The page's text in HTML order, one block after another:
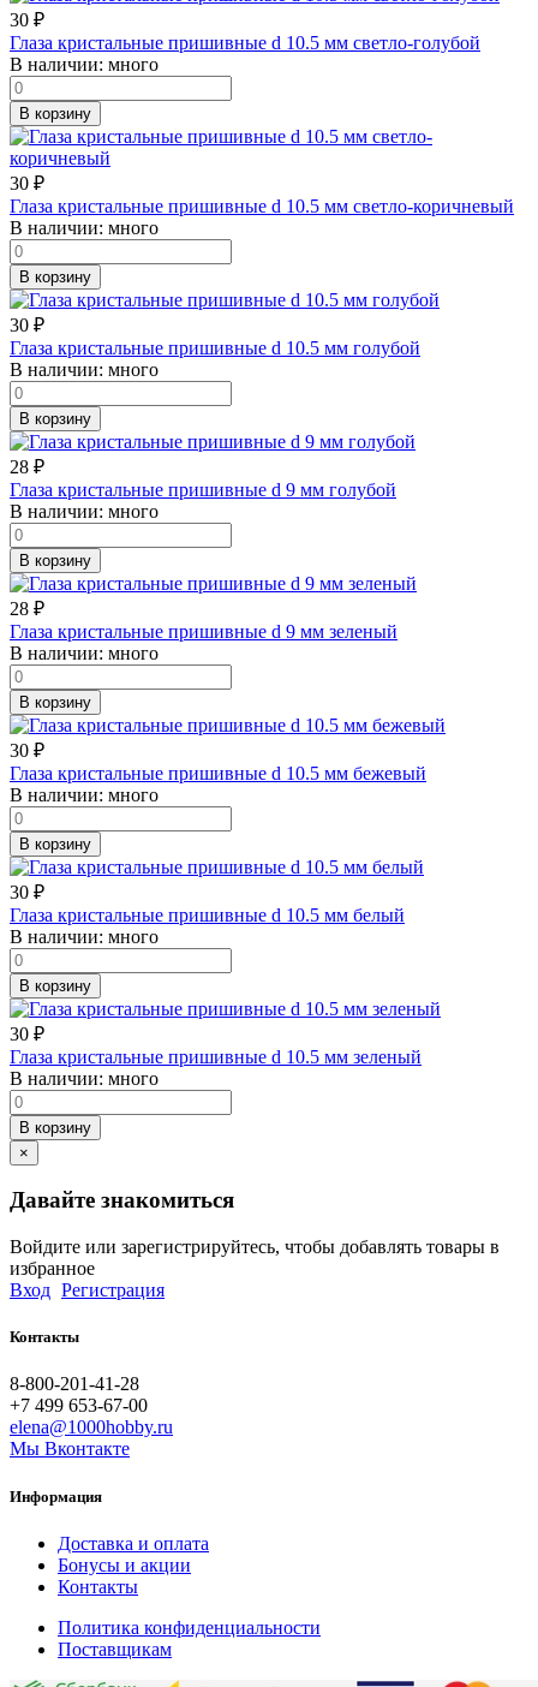
30 ₽
Глаза кристальные пришивные d 10.5 мм светло-голубой
В наличии: много
В корзину
30 ₽
Глаза кристальные пришивные d 10.5 мм светло-коричневый
В наличии: много
В корзину
30 ₽
Глаза кристальные пришивные d 10.5 мм голубой
В наличии: много
В корзину
28 ₽
Глаза кристальные пришивные d 9 мм голубой
В наличии: много
В корзину
28 ₽
Глаза кристальные пришивные d 9 мм зеленый
В наличии: много
В корзину
30 ₽
Глаза кристальные пришивные d 10.5 мм бежевый
В наличии: много
В корзину
30 ₽
Глаза кристальные пришивные d 10.5 мм белый
В наличии: много
В корзину
30 ₽
Глаза кристальные пришивные d 10.5 мм зеленый
В наличии: много
В корзину
×
Давайте знакомиться
Войдите или зарегистрируйтесь, чтобы добавлять товары в
избранное
Вход Регистрация
Контакты
8-800-201-41-28
+7 499 653-67-00
elena@1000hobby.ru
Мы Вконтакте
Информация
Доставка и оплата
Бонусы и акции
Контакты
Политика конфиденциальности
Поставщикам